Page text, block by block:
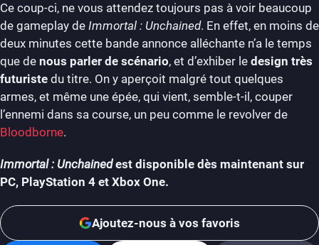
Ce coup-ci, ne vous attendez toujours pas à voir beaucoup
de gameplay de Immortal : Unchained. En effet, en moins de
deux minutes cette bande annonce alléchante n’a le temps
que de nous parler de scénario, et d’exhiber le design très
futuriste du titre. On y aperçoit malgré tout quelques
armes, et même une épée, qui vient, semble-t-il, couper
l’ennemi dans sa course, un peu comme le revolver de
Bloodborne.
Immortal : Unchainedest disponible dès maintenant sur
PC, PlayStation 4 et Xbox One.
Ajoutez-nous à vos favoris